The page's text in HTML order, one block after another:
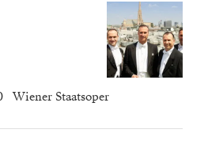
Wiener Staatsoper